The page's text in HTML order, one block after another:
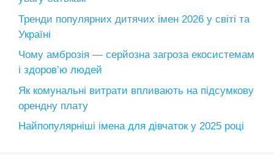
Тренди популярних дитячих імен 2026 у світі та
Україні
Чому амброзія — серйозна загроза екосистемам
і здоров’ю людей
Як комунальні витрати впливають на підсумкову
орендну плату
Найпопулярніші імена для дівчаток у 2025 році